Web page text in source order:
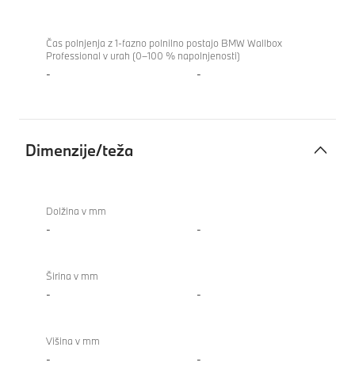
Čas polnjenja z 1-fazno polnilno postajo BMW Wallbox
Professional v urah (0–100 % napolnjenosti)
- -
Dimenzije/teža
Dolžina v mm
- -
Širina v mm
- -
Višina v mm
- -